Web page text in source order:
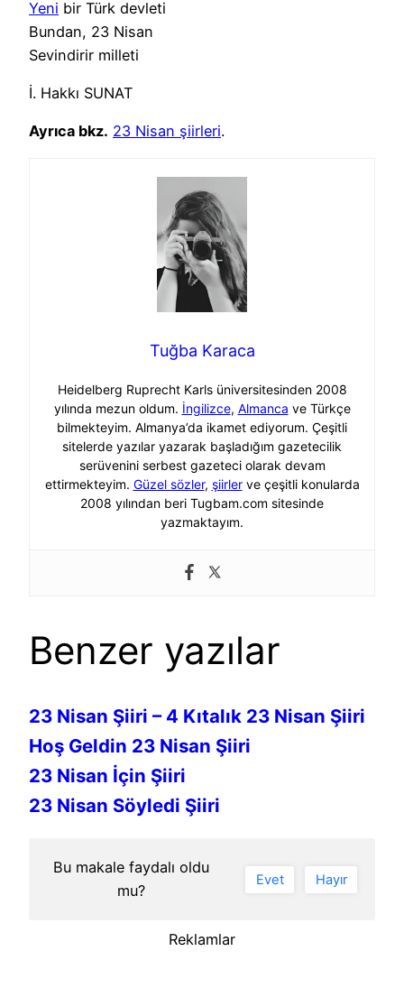
Yeni bir Türk devleti
Bundan, 23 Nisan
Sevindirir milleti
İ. Hakkı SUNAT
Ayrıca bkz. 23 Nisan şiirleri.
Tuğba Karaca
Heidelberg Ruprecht Karls üniversitesinden 2008
yılında mezun oldum. İngilizce, Almanca ve Türkçe
bilmekteyim. Almanya’da ikamet ediyorum. Çeşitli
sitelerde yazılar yazarak başladığım gazetecilik
serüvenini serbest gazeteci olarak devam
ettirmekteyim. Güzel sözler, şiirlerve çeşitli konularda
2008 yılından beri Tugbam.com sitesinde
yazmaktayım.
Benzer yazılar
23 Nisan Şiiri – 4 Kıtalık 23 Nisan Şiiri
Hoş Geldin 23 Nisan Şiiri
23 Nisan İçin Şiiri
23 Nisan Söyledi Şiiri
Bu makale faydalı oldu
mu?
Evet Hayır
Reklamlar